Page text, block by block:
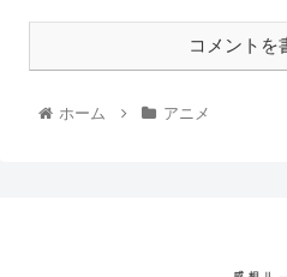
コメントを
ホーム アニメ